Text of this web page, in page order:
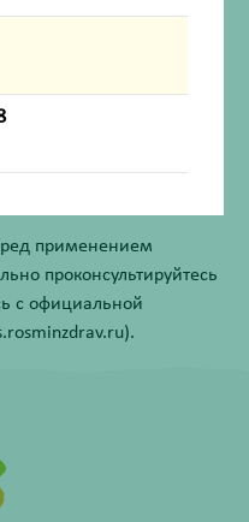
отличаться от
применением
проконсультируйтесь
с официальной